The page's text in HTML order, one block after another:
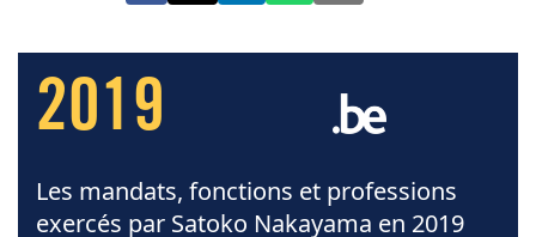
2019
Les mandats, fonctions et professions
exercés par Satoko Nakayama en 2019